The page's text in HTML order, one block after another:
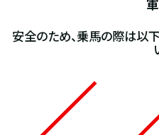
安全のため、乗馬の際は以